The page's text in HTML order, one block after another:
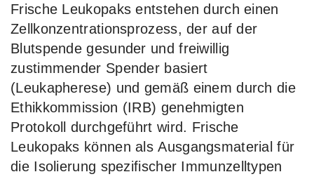
Frische Leukopaks entstehen durch einen
Zellkonzentrationsprozess, der auf der
Blutspende gesunder und freiwillig
zustimmender Spender basiert
(Leukapherese) und gemäß einem durch die
Ethikkommission (IRB) genehmigten
Protokoll durchgeführt wird. Frische
Leukopaks können als Ausgangsmaterial für
die Isolierung spezifischer Immunzelltypen